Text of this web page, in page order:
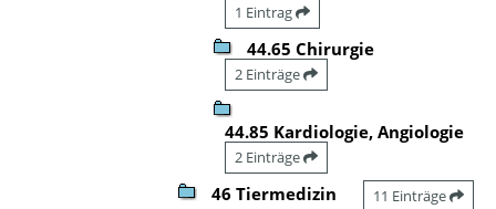
1 Eintrag
44.65 Chirurgie
2 Einträge
44.85 Kardiologie, Angiologie
2 Einträge
46 Tiermedizin 11 Einträge